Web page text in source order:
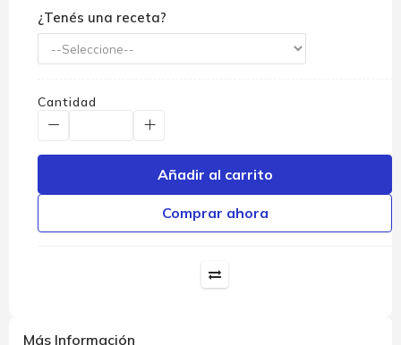
¿Tenés una receta?
Cantidad
Añadir al carrito
Comprar ahora
Más Información